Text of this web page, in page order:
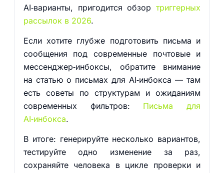
AI‑варианты, пригодится обзортриггерных
рассылок в 2026.
Если хотите глубже подготовить письма и
сообщения под современные почтовые и
мессенджер‑инбоксы, обратите внимание
на статью о письмах для AI‑инбокса — там
есть советы по структурам и ожиданиям
современных фильтров: Письма для
AI‑инбокса.
В итоге: генерируйте несколько вариантов,
тестируйте одно изменение за раз,
сохраняйте человека в цикле проверки и